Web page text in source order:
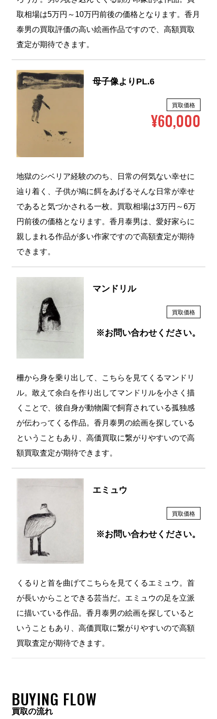
取相場は5万円～10万円前後の価格となります。香月
泰男の買取評価の高い絵画作品ですので、高額買取
査定が期待できます。
母子像よりPL.6
買取価格
¥60,000
地獄のシベリア経験ののち、日常の何気ない幸せに
辿り着く、子供が鳩に餌をあげるそんな日常が幸せ
であると気づかされる一枚。買取相場は3万円～6万
円前後の価格となります。香月泰男は、愛好家らに
親しまれる作品が多い作家ですので高額査定が期待
マンドリル
買取価格
※お問い合わせください。
柵から身を乗り出して、こちらを見てくるマンドリ
ル。敢えて余白を作り出してマンドリルを小さく描
くことで、彼自身が動物園で飼育されている孤独感
が伝わってくる作品。香月泰男の絵画を探している
ということもあり、高価買取に繋がりやすいので高
額買取査定が期待できます。
エミュウ
買取価格
※お問い合わせください。
くるりと首を曲げてこちらを見てくるエミュウ。首
が長いからことできる芸当だ。エミュウの足を立派
に描いている作品。香月泰男の絵画を探していると
いうこともあり、高価買取に繋がりやすいので高額
買取査定が期待できます。
BUYING FLOW
買取の流れ